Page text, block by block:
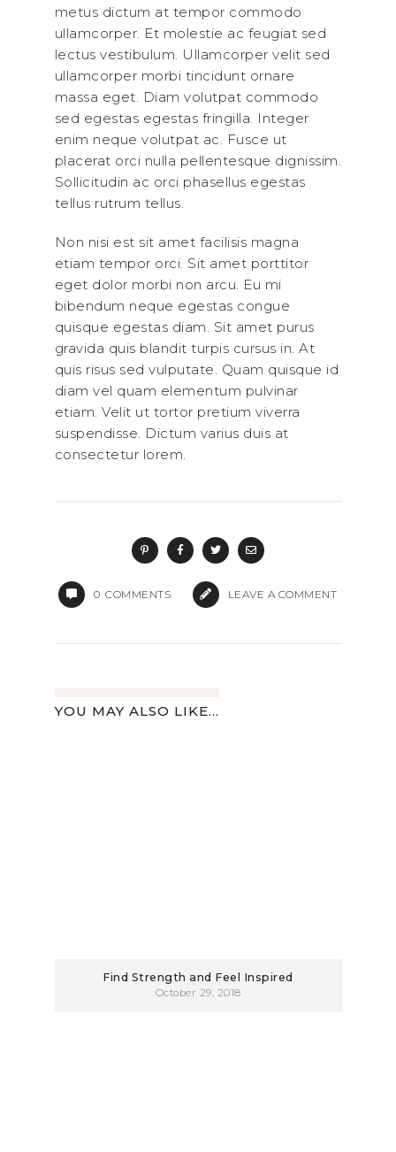
metus dictum at tempor commodo
ullamcorper. Et molestie ac feugiat sed
lectus vestibulum. Ullamcorper velit sed
ullamcorper morbi tincidunt ornare
massa eget. Diam volutpat commodo
sed egestas egestas fringilla. Integer
enim neque volutpat ac. Fusce ut
placerat orci nulla pellentesque dignissim.
Sollicitudin ac orci phasellus egestas
tellus rutrum tellus.
Non nisi est sit amet facilisis magna
etiam tempor orci. Sit amet porttitor
eget dolor morbi non arcu. Eu mi
bibendum neque egestas congue
quisque egestas diam. Sit amet purus
gravida quis blandit turpis cursus in. At
quis risus sed vulputate. Quam quisque id
diam vel quam elementum pulvinar
etiam. Velit ut tortor pretium viverra
suspendisse. Dictum varius duis at
consectetur lorem.
0 COMMENTS LEAVE A COMMENT
YOU MAY ALSO LIKE...
Find Strength and Feel Inspired
October 29, 2018